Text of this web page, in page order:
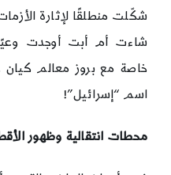
شكّلت منطلقًا لإثارة
شاءت أم أبت أوجدت
خاصة مع بروز معالم
اسم “إسرائيل”!
محطات انتقالية وظهور